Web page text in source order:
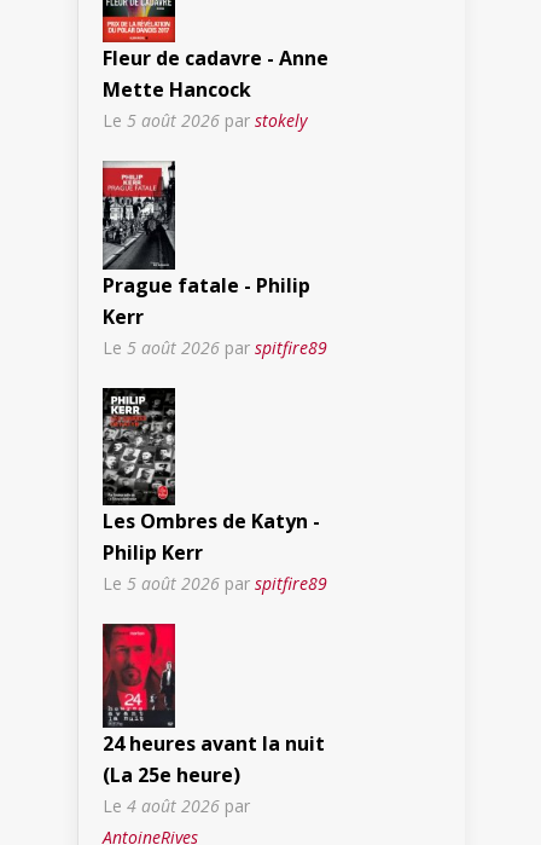
Fleur de cadavre - Anne
Mette Hancock
Le 5 août 2026 par stokely
Prague fatale - Philip
Kerr
Le 5 août 2026 par spitfire89
Les Ombres de Katyn -
Philip Kerr
Le 5 août 2026 par spitfire89
24 heures avant la nuit
(La 25e heure)
Le 4 août 2026 par
AntoineRives